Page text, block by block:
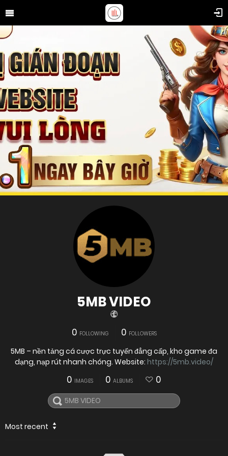
5MB VIDEO
0 FOLLOWING 0 FOLLOWERS
5MB – nền tảng cá cược trực tuyến đẳng cấp, kho game đa
dạng, nạp rút nhanh chóng. Website: https://5mb.video/
0 IMAGES 0 ALBUMS 0
Most recent